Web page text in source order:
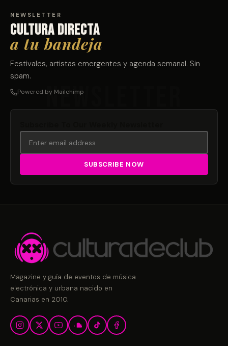
NEWSLETTER
Cultura directa
a tu bandeja
Festivales, artistas emergentes y agenda semanal. Sin
spam.
Powered by Mailchimp
Magazine y guía de eventos de música
electrónica y urbana nacido en
Canarias en 2010.